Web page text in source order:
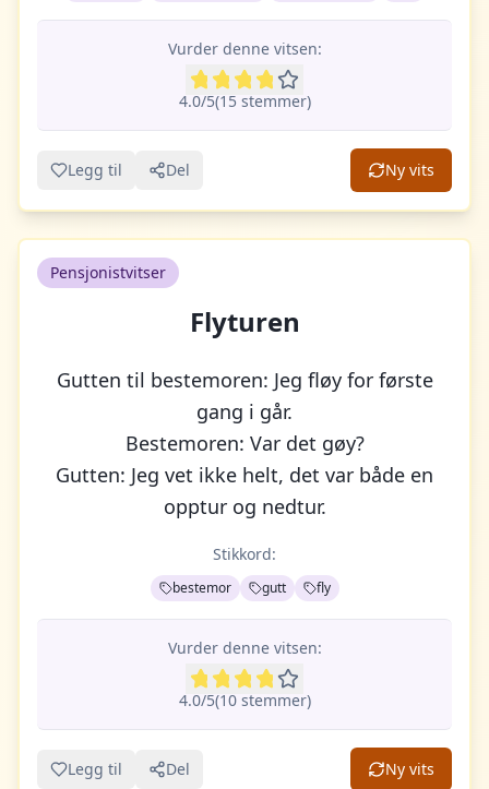
Vurder denne vitsen:
4.0/5(15stemmer)
Legg til Del Ny vits
Pensjonistvitser
Flyturen
Gutten til bestemoren: Jeg fløy for første
gang i går.
Bestemoren: Var det gøy?
Gutten: Jeg vet ikke helt, det var både en
opptur og nedtur.
Stikkord:
bestemor gutt fly
Vurder denne vitsen:
4.0/5(10stemmer)
Legg til Del Ny vits